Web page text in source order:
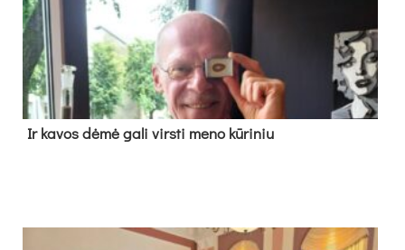
Ir ka­vos dė­mė ga­li virs­ti me­no kū­ri­niu